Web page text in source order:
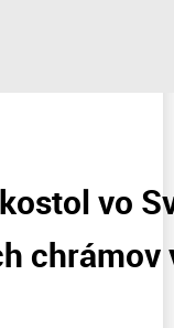
vo
chrámov